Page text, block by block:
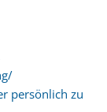
persönlich zu